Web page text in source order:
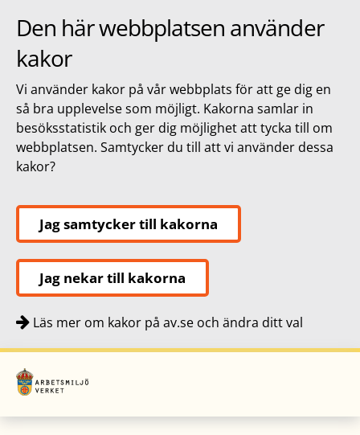
Den här webbplatsen använder
kakor
Vi använder kakor på vår webbplats för att ge dig en
så bra upplevelse som möjligt. Kakorna samlar in
besöksstatistik och ger dig möjlighet att tycka till om
webbplatsen. Samtycker du till att vi använder dessa
kakor?
Jag samtycker till kakorna
Jag nekar till kakorna
Läs mer om kakor på av.se och ändra ditt val
innehållet